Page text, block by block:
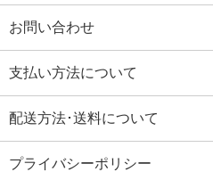
お問い合わせ
支払い方法について
配送方法･送料について
プライバシーポリシー